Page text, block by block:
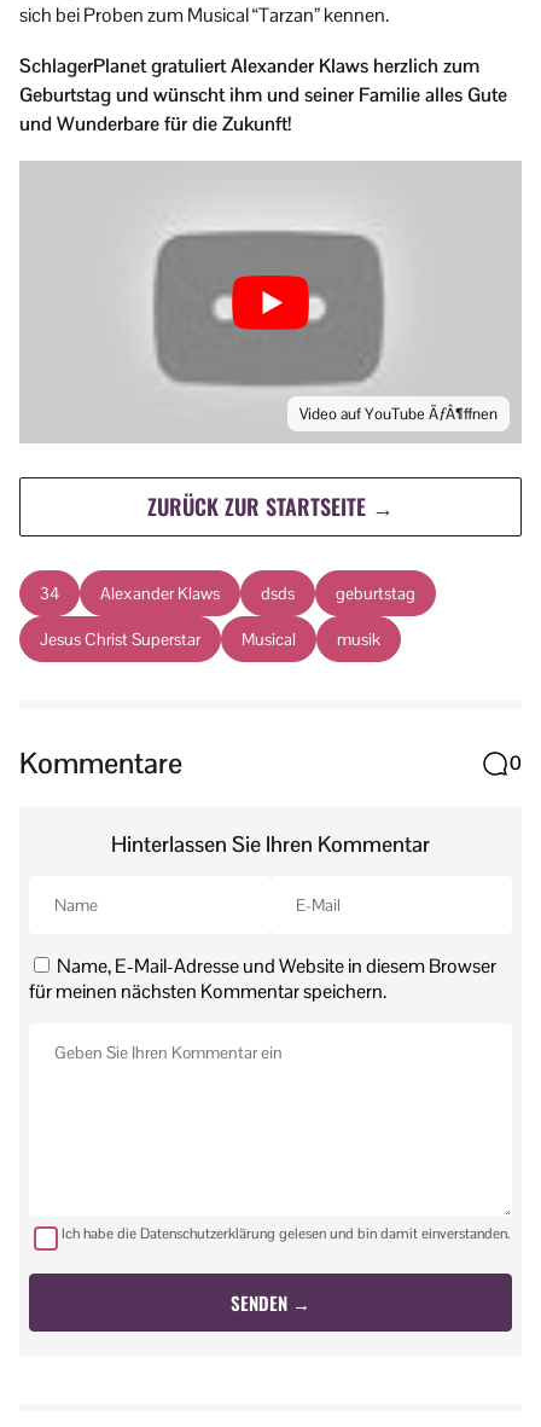
sich bei Proben zum Musical “Tarzan” kennen.
SchlagerPlanet gratuliert Alexander Klaws herzlich zum
Geburtstag und wünscht ihm und seiner Familie alles Gute
und Wunderbare für die Zukunft!
Video auf YouTube ÃƒÂ¶ffnen
ZURÜCK ZUR STARTSEITE →
34 Alexander Klaws dsds geburtstag
Jesus Christ Superstar Musical musik
Kommentare 0
Hinterlassen Sie Ihren Kommentar
Name, E-Mail-Adresse und Website in diesem Browser
für meinen nächsten Kommentar speichern.
Ich habe die Datenschutzerklärung gelesen und bin damit einverstanden.